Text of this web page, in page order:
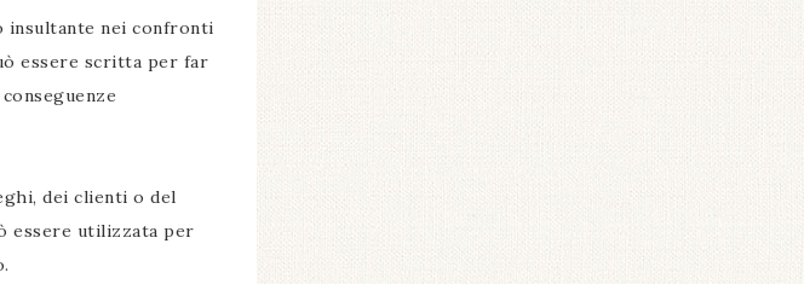
insultante nei confronti
essere scritta per far
dei clienti o del
essere utilizzata per